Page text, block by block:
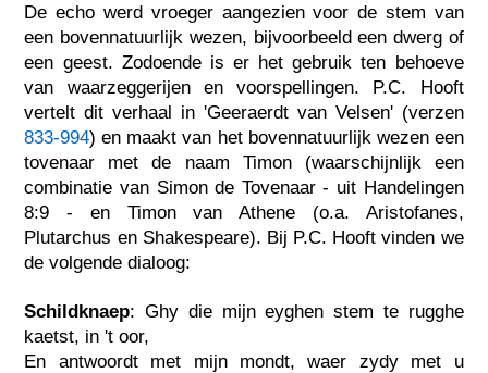
De echo werd vroeger aangezien voor de stem van
een bovennatuurlijk wezen, bijvoorbeeld een dwerg of
een geest. Zodoende is er het gebruik ten behoeve
van waarzeggerijen en voorspellingen. P.C. Hooft
vertelt dit verhaal in 'Geeraerdt van Velsen' (verzen
833-994) en maakt van het bovennatuurlijk wezen een
tovenaar met de naam Timon (waarschijnlijk een
combinatie van Simon de Tovenaar - uit Handelingen
8:9 - en Timon van Athene (o.a. Aristofanes,
Plutarchus en Shakespeare). Bij P.C. Hooft vinden we
de volgende dialoog:
Schildknaep: Ghy die mijn eyghen stem te rugghe
kaetst, in 't oor,
En antwoordt met mijn mondt, waer zydy met u